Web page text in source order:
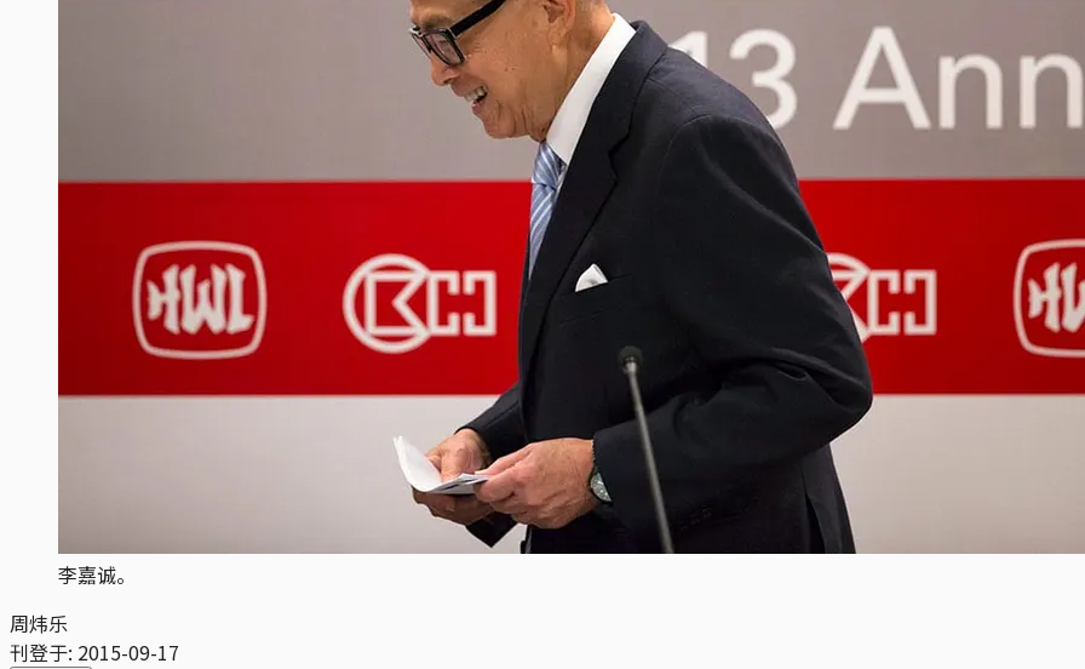
李嘉诚。
周炜乐
刊登于: 2015-09-17